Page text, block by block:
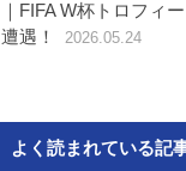
｜FIFA W杯トロフィ
遭遇！
2026.05.24
よく読まれている記